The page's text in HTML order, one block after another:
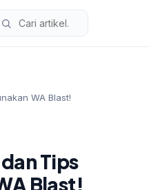
WA Blast!
Tips
Blast!